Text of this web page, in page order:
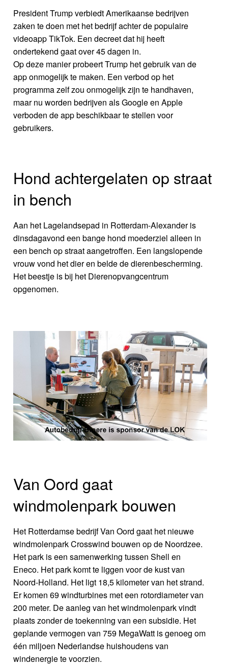
President Trump verbiedt Amerikaanse bedrijven
zaken te doen met het bedrijf achter de populaire
videoapp TikTok. Een decreet dat hij heeft
ondertekend gaat over 45 dagen in.
Op deze manier probeert Trump het gebruik van de
app onmogelijk te maken. Een verbod op het
programma zelf zou onmogelijk zijn te handhaven,
maar nu worden bedrijven als Google en Apple
verboden de app beschikbaar te stellen voor
gebruikers.
Hond achtergelaten op straat
in bench
Aan het Lagelandsepad in Rotterdam-Alexander is
dinsdagavond een bange hond moederziel alleen in
een bench op straat aangetroffen. Een langslopende
vrouw vond het dier en belde de dierenbescherming.
Het beestje is bij het Dierenopvangcentrum
opgenomen.
Van Oord gaat
windmolenpark bouwen
Het Rotterdamse bedrijf Van Oord gaat het nieuwe
windmolenpark Crosswind bouwen op de Noordzee.
Het park is een samenwerking tussen Shell en
Eneco. Het park komt te liggen voor de kust van
Noord-Holland. Het ligt 18,5 kilometer van het strand.
Er komen 69 windturbines met een rotordiameter van
200 meter. De aanleg van het windmolenpark vindt
plaats zonder de toekenning van een subsidie. Het
geplande vermogen van 759 MegaWatt is genoeg om
één miljoen Nederlandse huishoudens van
windenergie te voorzien.